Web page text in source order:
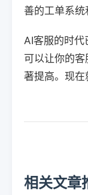
善的工单系统
AI客服的时代
可以让你的
著提高。现在
相关文章